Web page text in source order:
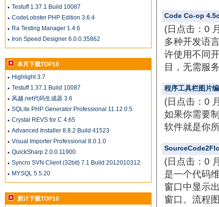
Testuff 1.37.1 Build 10087
CodeLobster PHP Edition 3.6.4
Ra Testing Manager 1.4.6
Iron Speed Designer 6.0.0.35862
本月下载TOP10
Highlight 3.7
Testuff 1.37.1 Build 10087
风越.net代码生成器 3.6
SQLite PHP Generator Professional 11.12.0.5
Crystal REVS for C 4.65
Advanced Installer 8.8.2 Build 41523
Visual Importer Professional 8.0.1.0
QuickSharp 2.0.0.11900
Syncro SVN Client (32bit) 7.1 Build 2012010312
MYSQL 5.5.20
累计下载TOP10
Code Co-op
(日点击：0
多种开发语
许使用不同
目，无需服
程序工具栏图片
(日点击：0
如果你需要
软件就是你
(日点击：0
是一个代码
窗口中显示
窗口。流程